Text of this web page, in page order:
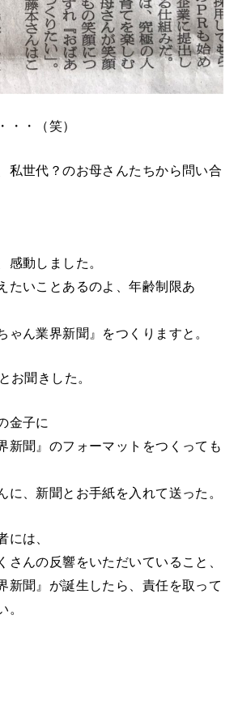
・・（笑）
私世代？のお母さんたちから問い合
感動しました。
たいことあるのよ、年齢制限あ
ゃん業界新聞』をつくりますと。
お聞きした。
金子に
新聞』のフォーマットをつくっても
に、新聞とお手紙を入れて送った。
には、
さんの反響をいただいていること、
新聞』が誕生したら、責任を取って
。